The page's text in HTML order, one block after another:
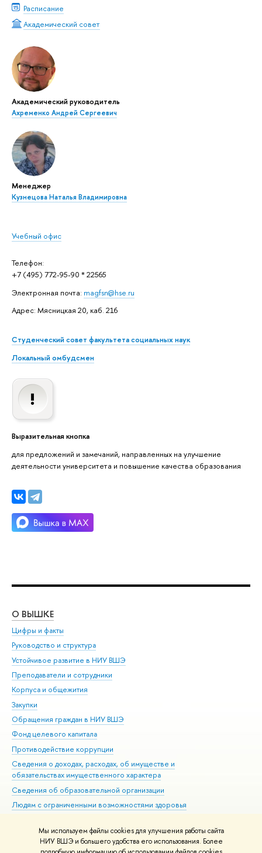
Мы используем файлы cookies для улучшения работы сайта
НИУ ВШЭ и большего удобства его использования. Более
Расписание
Академический совет
Академический руководитель
Ахременко Андрей Сергеевич
Менеджер
Кузнецова Наталья Владимировна
Учебный офис
Телефон:
+7 (495) 772-95-90 * 22565
Электронная почта: magfsn@hse.ru
Адрес: Мясницкая 20, каб. 216
Студенческий совет факультета социальных наук
Локальный омбудсмен
Выразительная кнопка
для предложений и замечаний, направленных на улучшение
деятельности университета и повышение качества образования
О ВЫШКЕ
Цифры и факты
Руководство и структура
Устойчивое развитие в НИУ ВШЭ
Преподаватели и сотрудники
Корпуса и общежития
Закупки
Обращения граждан в НИУ ВШЭ
Фонд целевого капитала
Противодействие коррупции
Сведения о доходах, расходах, об имуществе и
обязательствах имущественного характера
Сведения об образовательной организации
Людям с ограниченными возможностями здоровья
Работа в Вышке